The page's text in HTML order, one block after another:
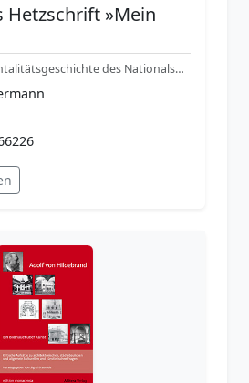
Hetzschrift »Mein
Ein Beitrag zur Mentalitätsgeschichte des Nationalsozialismus